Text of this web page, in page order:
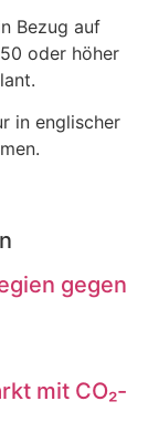
Bezug auf
oder höher
in englischer
gegen
mit CO₂-